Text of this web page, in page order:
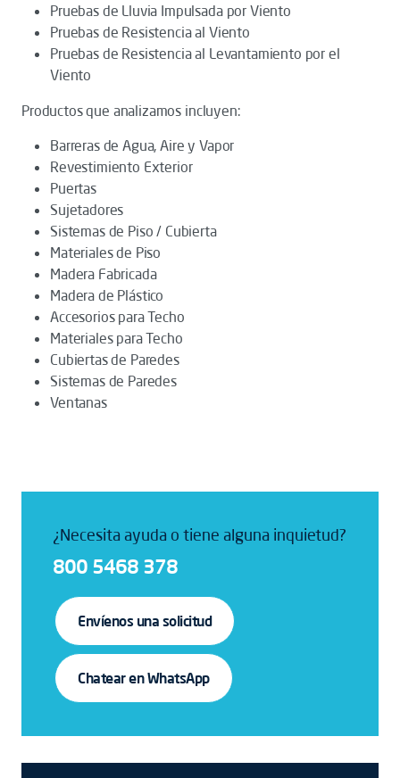
Pruebas de Lluvia Impulsada por Viento
Pruebas de Resistencia al Viento
Pruebas de Resistencia al Levantamiento por el
Viento
Productos que analizamos incluyen:
Barreras de Agua, Aire y Vapor
Revestimiento Exterior
Puertas
Sujetadores
Sistemas de Piso / Cubierta
Materiales de Piso
Madera Fabricada
Madera de Plástico
Accesorios para Techo
Materiales para Techo
Cubiertas de Paredes
Sistemas de Paredes
Ventanas
¿Necesita ayuda o tiene alguna inquietud?
800 5468 378
Envíenos una solicitud
Chatear en WhatsApp